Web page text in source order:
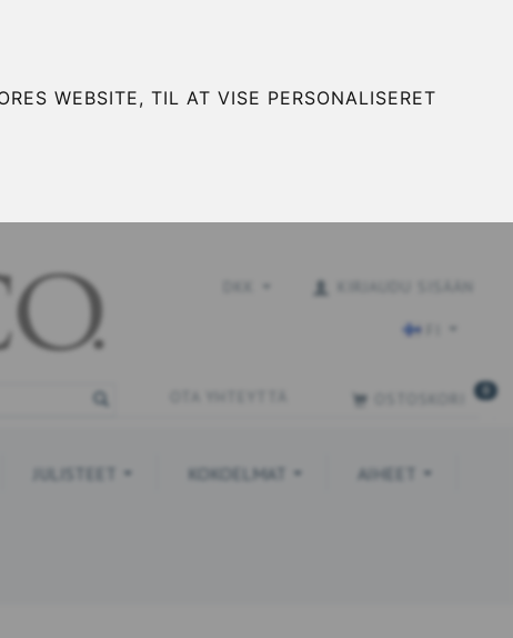
WEBSITE, TIL AT VISE PERSONALISERET
JULISTEET KOKOELMAT AIHEET